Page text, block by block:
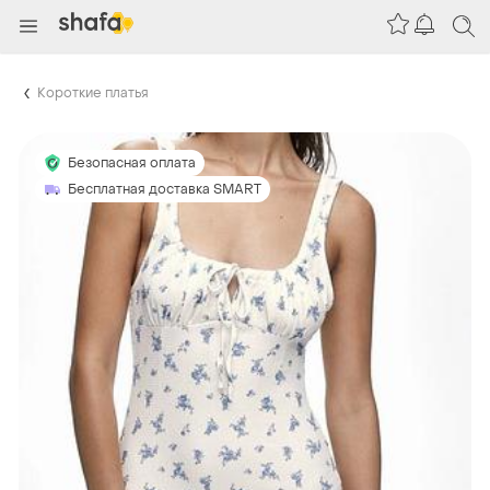
Короткие платья
Безопасная оплата
Бесплатная доставка SMART